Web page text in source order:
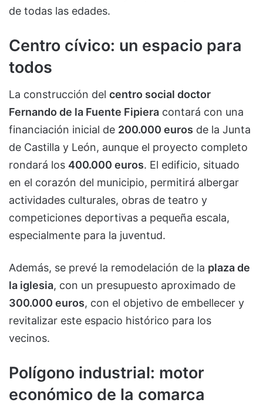
de todas las edades.
Centro cívico: un espacio para
todos
La construcción del centro social doctor
Fernando de la Fuente Fipiera contará con una
financiación inicial de 200.000 euros de la Junta
de Castilla y León, aunque el proyecto completo
rondará los 400.000 euros. El edificio, situado
en el corazón del municipio, permitirá albergar
actividades culturales, obras de teatro y
competiciones deportivas a pequeña escala,
especialmente para la juventud.
Además, se prevé la remodelación de la plaza de
la iglesia, con un presupuesto aproximado de
300.000 euros, con el objetivo de embellecer y
revitalizar este espacio histórico para los
vecinos.
Polígono industrial: motor
económico de la comarca